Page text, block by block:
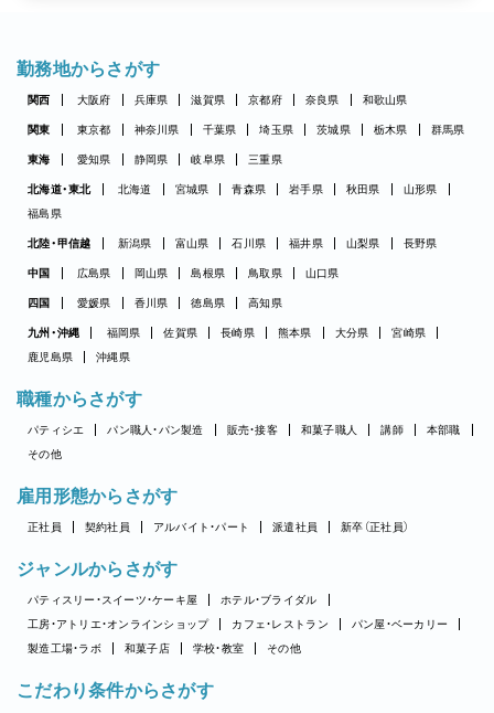
勤務地からさがす
関西 大阪府 兵庫県 滋賀県 京都府 奈良県 和歌山県
関東 東京都 神奈川県 千葉県 埼玉県 茨城県 栃木県 群馬県
東海 愛知県 静岡県 岐阜県 三重県
北海道・東北 北海道 宮城県 青森県 岩手県 秋田県
山形県
福島県
北陸・甲信越 新潟県 富山県 石川県 福井県 山梨県 長野県
中国 広島県 岡山県 島根県 鳥取県 山口県
四国 愛媛県 香川県 徳島県 高知県
九州・沖縄 福岡県 佐賀県 長崎県 熊本県 大分県
宮崎県
鹿児島県
沖縄県
職種からさがす
パティシエ パン職人・パン製造 販売・接客 和菓子職人 講師
本部職
その他
雇用形態からさがす
正社員 契約社員 アルバイト・パート 派遣社員 新卒（正社員）
ジャンルからさがす
パティスリー・スイーツ・ケーキ屋
ホテル・ブライダル
工房・アトリエ・オンラインショップ
カフェ・レストラン
パン屋・ベーカリー
製造工場・ラボ
和菓子店 学校・教室 その他
こだわり条件からさがす